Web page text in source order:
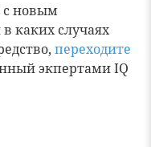
с новым
каких случаях
переходите
экпертами IQ